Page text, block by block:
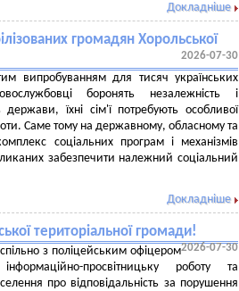
Докладніше
громадян Хорольської
2026-07-30
випробуванням для тисяч українських
боронять незалежність і
держави, їхні сім'ї потребують особливої
Саме тому на державному, обласному та
соціальних програм і механізмів
забезпечити належний соціальний
Докладніше
територіальної громади!
2026-07-30
з поліцейським офіцером
просвітницьку роботу та
про відповідальність за порушення